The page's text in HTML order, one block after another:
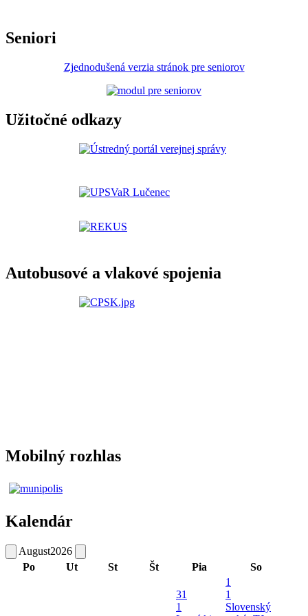
Seniori
Zjednodušená verzia stránok pre seniorov
Užitočné odkazy
Autobusové a vlakové spojenia
Mobilný rozhlas
Kalendár
August2026
Po
Ut St Št Pia So
31
1
1
1
Slovenský